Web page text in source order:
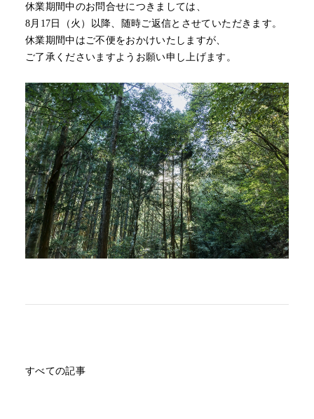
休業期間中のお問合せにつきましては、
8月17日（火）以降、随時ご返信とさせていただきます。
休業期間中はご不便をおかけいたしますが、
ご了承くださいますようお願い申し上げます。
すべての記事